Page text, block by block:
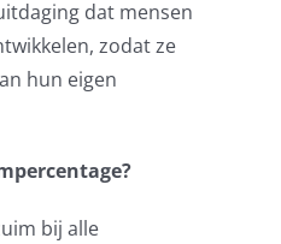
dat mensen
zodat ze
hun eigen
bij alle